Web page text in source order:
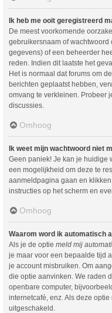
Ik heb me ooit geregistreerd
De meest voorkomende
gebruikersnaam of wachtwoord
gegevens) of een beheerder
reden. Indien dit laatste het
Het is normaal dat forums om
berichten geplaatst hebben,
omvang te verkleinen. Probeer
discussies.
Omhoog
Ik weet mijn wachtwoord niet
Geen paniek! Je kan je huidige
een mogelijkheid om deze te
aanmeldpagina gaan en
instructies op het scherm en
Omhoog
Waarom word ik automatisch
Als je de optie meld mij
je maar voor een bepaalde tijd
je account misbruiken. Om
die optie aanvinken. We raden
openbare computer,
internetcafé, enz. Als deze
uitgeschakeld.